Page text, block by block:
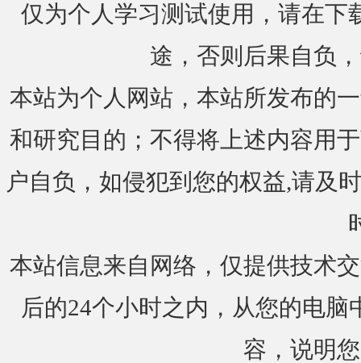
仅为个人学习测试使用，请在下
途，否则后果自负
本站为个人网站，本站所发布的
和研究目的；不得将上述内容用
户自负，如侵犯到您的权益,请及
本站信息来自网络，仅提供技术
后的24个小时之内，从您的电
容，说明